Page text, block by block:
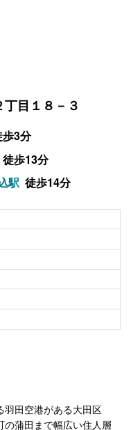
目１８－３
歩3分
徒歩13分
駅 徒歩14分
羽田空港がある大田区
の蒲田まで幅広い住人層